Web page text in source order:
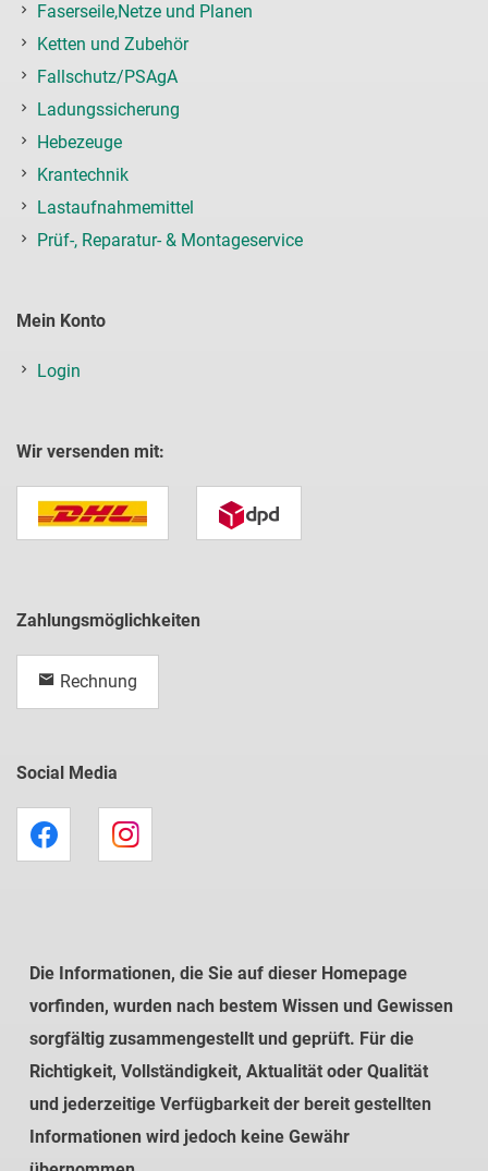
Faserseile,Netze und Planen
Ketten und Zubehör
Fallschutz/PSAgA
Ladungssicherung
Hebezeuge
Krantechnik
Lastaufnahmemittel
Prüf-, Reparatur- & Montageservice
Mein Konto
Login
Wir versenden mit:
Zahlungsmöglichkeiten
Rechnung
Social Media
Die Informationen, die Sie auf dieser Homepage
vorfinden, wurden nach bestem Wissen und Gewissen
sorgfältig zusammengestellt und geprüft. Für die
Richtigkeit, Vollständigkeit, Aktualität oder Qualität
und jederzeitige Verfügbarkeit der bereit gestellten
Informationen wird jedoch keine Gewähr